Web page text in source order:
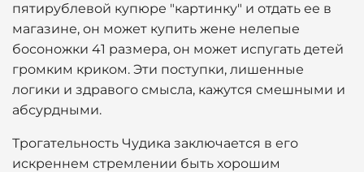
пятирублевой купюре "картинку" и отдать ее в
магазине, он может купить жене нелепые
босоножки 41 размера, он может испугать детей
громким криком. Эти поступки, лишенные
логики и здравого смысла, кажутся смешными и
абсурдными.
Трогательность Чудика заключается в его
искреннем стремлении быть хорошим